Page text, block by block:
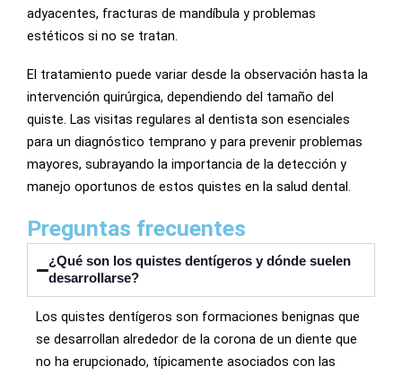
adyacentes, fracturas de mandíbula y problemas
estéticos si no se tratan.
El tratamiento puede variar desde la observación hasta la
intervención quirúrgica, dependiendo del tamaño del
quiste. Las visitas regulares al dentista son esenciales
para un diagnóstico temprano y para prevenir problemas
mayores, subrayando la importancia de la detección y
manejo oportunos de estos quistes en la salud dental.
Preguntas frecuentes
¿Qué son los quistes dentígeros y dónde suelen
desarrollarse?
Los quistes dentígeros son formaciones benignas que
se desarrollan alrededor de la corona de un diente que
no ha erupcionado, típicamente asociados con las